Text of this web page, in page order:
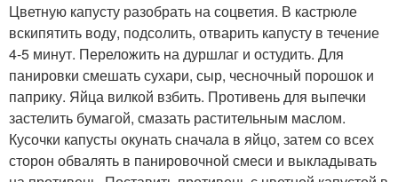
Цветную капусту разобрать на соцветия. В кастрюле
вскипятить воду, подсолить, отварить капусту в течение
4-5 минут. Переложить на дуршлаг и остудить. Для
панировки смешать сухари, сыр, чесночный порошок и
паприку. Яйца вилкой взбить. Противень для выпечки
застелить бумагой, смазать растительным маслом.
Кусочки капусты окунать сначала в яйцо, затем со всех
сторон обвалять в панировочной смеси и выкладывать